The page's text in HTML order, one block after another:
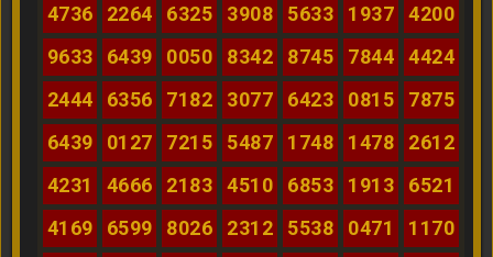
4736
2264 6325 3908 5633 1937
4200
9633
6439 0050 8342 8745 7844
4424
2444
6356 7182 3077 6423 0815
7875
6439
0127 7215 5487 1748 1478
2612
4231
4666 2183 4510 6853 1913
6521
4169
6599 8026 2312 5538 0471
1170